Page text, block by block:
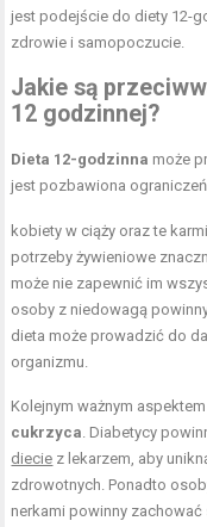
jest podejście do diety 12-
zdrowie i samopoczucie.
Jakie są
12 godzinnej?
Dieta 12-godzinna może
jest pozbawiona
kobiety w ciąży oraz te
potrzeby żywieniowe
może nie zapewnić im
osoby z niedowagą
dieta może prowadzić do
organizmu.
Kolejnym ważnym
cukrzyca. Diabetycy
diecie z lekarzem, aby
zdrowotnych. Ponadto
nerkami powinny